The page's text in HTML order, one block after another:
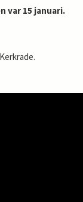
var 15 januari.